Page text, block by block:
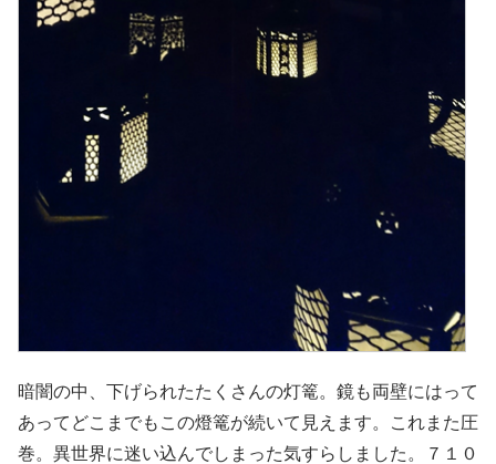
暗闇の中、下げられたたくさんの灯篭。鏡も両壁にはって
あってどこまでもこの燈篭が続いて見えます。これまた圧
巻。異世界に迷い込んでしまった気すらしました。７１０